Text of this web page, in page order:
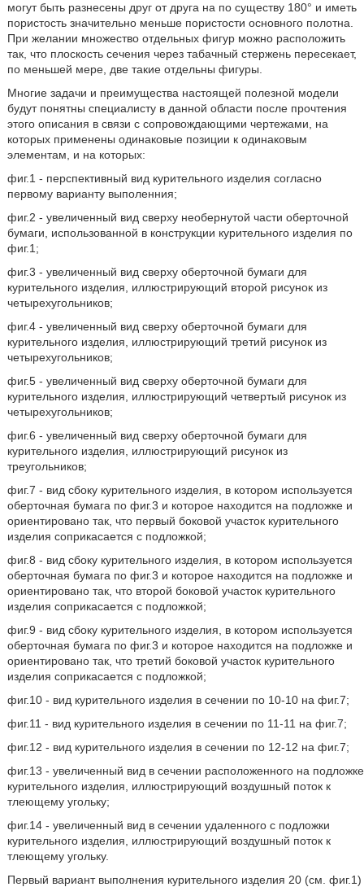
могут быть разнесены друг от друга на по существу 180° и иметь
пористость значительно меньше пористости основного полотна.
При желании множество отдельных фигур можно расположить
так, что плоскость сечения через табачный стержень пересекает,
по меньшей мере, две такие отдельны фигуры.
Многие задачи и преимущества настоящей полезной модели
будут понятны специалисту в данной области после прочтения
этого описания в связи с сопровождающими чертежами, на
которых применены одинаковые позиции к одинаковым
элементам, и на которых:
фиг.1 - перспективный вид курительного изделия согласно
первому варианту выполенния;
фиг.2 - увеличенный вид сверху необернутой части оберточной
бумаги, использованной в конструкции курительного изделия по
фиг.1;
фиг.3 - увеличенный вид сверху оберточной бумаги для
курительного изделия, иллюстрирующий второй рисунок из
четырехугольников;
фиг.4 - увеличенный вид сверху оберточной бумаги для
курительного изделия, иллюстрирующий третий рисунок из
четырехугольников;
фиг.5 - увеличенный вид сверху оберточной бумаги для
курительного изделия, иллюстрирующий четвертый рисунок из
четырехугольников;
фиг.6 - увеличенный вид сверху оберточной бумаги для
курительного изделия, иллюстрирующий рисунок из
треугольников;
фиг.7 - вид сбоку курительного изделия, в котором используется
оберточная бумага по фиг.3 и которое находится на подложке и
ориентировано так, что первый боковой участок курительного
изделия соприкасается с подложкой;
фиг.8 - вид сбоку курительного изделия, в котором используется
оберточная бумага по фиг.3 и которое находится на подложке и
ориентировано так, что второй боковой участок курительного
изделия соприкасается с подложкой;
фиг.9 - вид сбоку курительного изделия, в котором используется
оберточная бумага по фиг.3 и которое находится на подложке и
ориентировано так, что третий боковой участок курительного
изделия соприкасается с подложкой;
фиг.10 - вид курительного изделия в сечении по 10-10 на фиг.7;
фиг.11 - вид курительного изделия в сечении по 11-11 на фиг.7;
фиг.12 - вид курительного изделия в сечении по 12-12 на фиг.7;
фиг.13 - увеличенный вид в сечении расположенного на подложке
курительного изделия, иллюстрирующий воздушный поток к
тлеющему угольку;
фиг.14 - увеличенный вид в сечении удаленного с подложки
курительного изделия, иллюстрирующий воздушный поток к
тлеющему угольку.
Первый вариант выполнения курительного изделия 20 (см. фиг.1)